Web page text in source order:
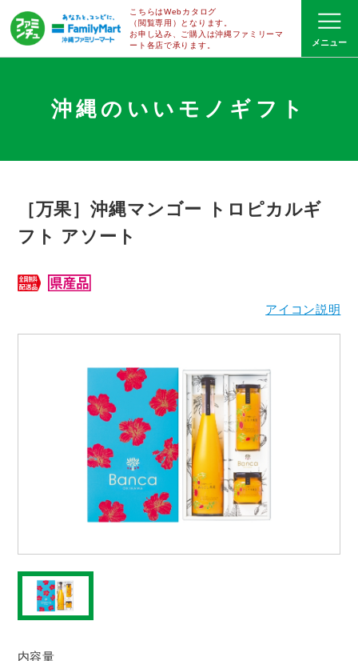
こちらはWebカタログ
（閲覧専用）となります。
お申し込み、ご購入は沖縄ファミリーマ
ート 各店で承ります。
沖縄のいいモノギフト
［万果］沖縄マンゴー トロピカルギ
フト アソート
アイコン説明
内容量